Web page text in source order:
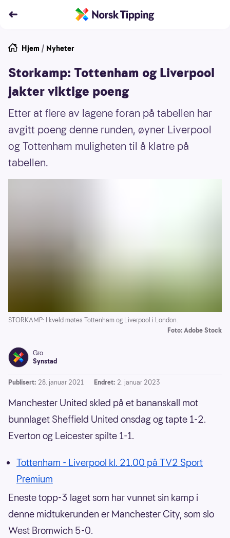
Hjem / Nyheter
Storkamp: Tottenham og Liverpool
jakter viktige poeng
Etter at flere av lagene foran på tabellen har
avgitt poeng denne runden, øyner Liverpool
og Tottenham muligheten til å klatre på
tabellen.
STORKAMP: I kveld møtes Tottenham og Liverpool i London.
Foto: Adobe Stock
Gro
Synstad
Publisert: 28. januar 2021 Endret: 2. januar 2023
Manchester United skled på et bananskall mot
bunnlaget Sheffield United onsdag og tapte 1-2.
Everton og Leicester spilte 1-1.
Tottenham - Liverpool kl. 21.00 på TV2 Sport
Premium
Eneste topp-3 laget som har vunnet sin kamp i
denne midtukerunden er Manchester City, som slo
West Bromwich 5-0.